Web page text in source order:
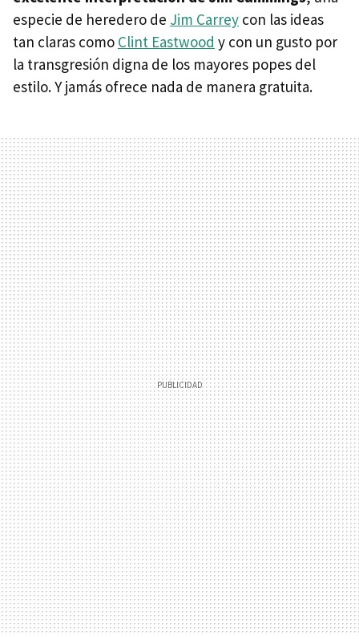
especie de heredero de Jim Carrey con las ideas
tan claras como Clint Eastwood y con un gusto por
la transgresión digna de los mayores popes del
estilo. Y jamás ofrece nada de manera gratuita.